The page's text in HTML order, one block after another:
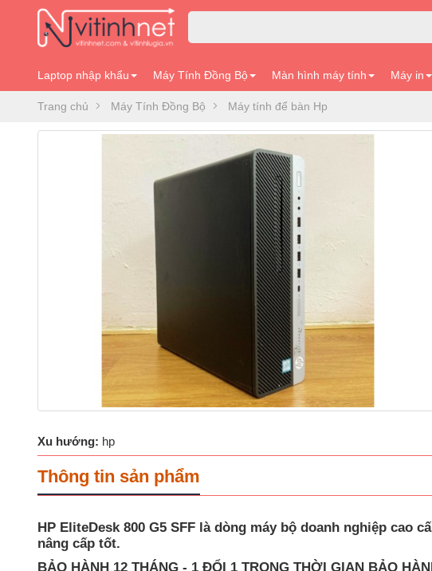
Laptop nhập khẩu Máy Tính Đồng Bộ Màn hình máy tính Máy in
Trang chủ Máy Tính Đồng Bộ Máy tính để bàn Hp
Xu hướng: hp
Thông tin sản phẩm
HP EliteDesk 800 G5 SFF là dòng máy bộ doanh nghiệp cao
nâng cấp tốt.
BẢO HÀNH 12 THÁNG - 1 ĐỔI 1 TRONG THỜI GIAN BẢO